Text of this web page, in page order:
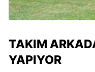
TAKIM
YAPIYOR